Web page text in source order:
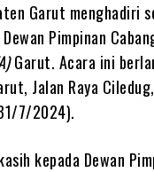
Garut menghadiri
Pimpinan
Garut. Acara ini
Jalan Raya Ciledug,
7/2024).
kepada Dewan